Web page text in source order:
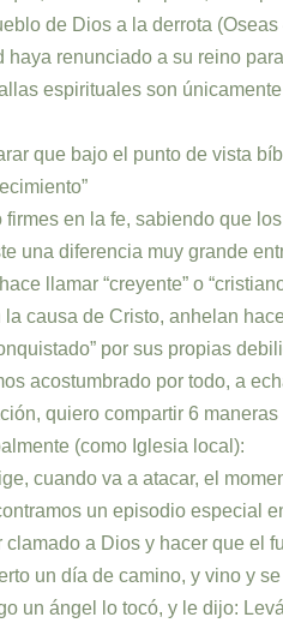
de Dios a la derrota
haya renunciado a su reino
espirituales son
que bajo el punto de vista
en la fe, sabiendo que
una diferencia muy grande
llamar “creyente” o
causa de Cristo, anhelan
por sus propias
acostumbrado por todo, a
quiero compartir 6
(como Iglesia local):
cuando va a atacar, el
un episodio especial
a Dios y hacer que el
un día de camino, y vino y
un ángel lo tocó, y le dijo: